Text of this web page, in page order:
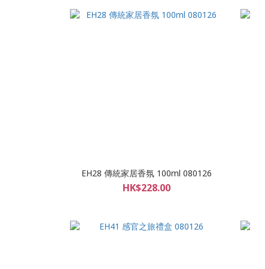
EH28 傳統家居香氛 100ml 080126
HK$228.00